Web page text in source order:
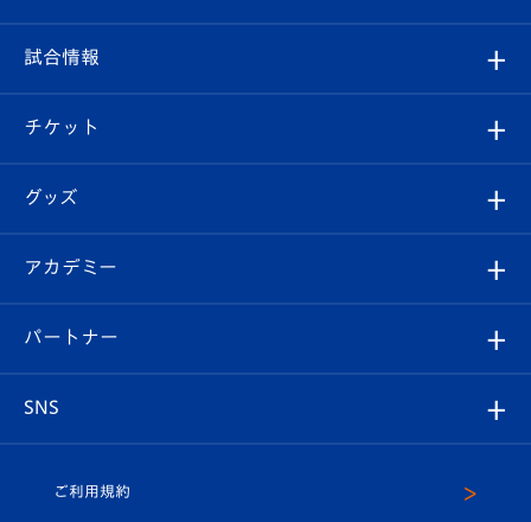
クラブ
試合情報
チケット
イベント
メディア
ホームタウン
クラブ概要
エンブレム紹介
スタッフプロフィール
マスコット紹介
観戦ルール
はじめての観戦ガイド
Revive Team
ヴィヴィくんの長崎おもてなしガイド
試合情報
試合日程/結果
フォトギャラリー
スタジアムグルメ
チケット
チケット
V-LOVERS（ファンクラブ）
プレイヤーズスイート
グッズ
オンラインショップ
店舗情報
アカデミー
育成からのお知らせ
U-18
パートナー
SNS
ご利用規約